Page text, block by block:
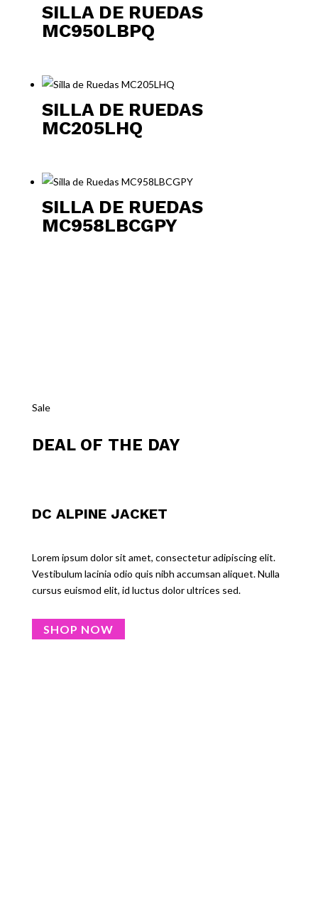
SILLA DE RUEDAS
MC950LBPQ
SILLA DE RUEDAS
MC205LHQ
SILLA DE RUEDAS
MC958LBCGPY
Sale
DEAL OF THE DAY
DC ALPINE JACKET
Lorem ipsum dolor sit amet, consectetur adipiscing elit.
Vestibulum lacinia odio quis nibh accumsan aliquet. Nulla
cursus euismod elit, id luctus dolor ultrices sed.
SHOP NOW